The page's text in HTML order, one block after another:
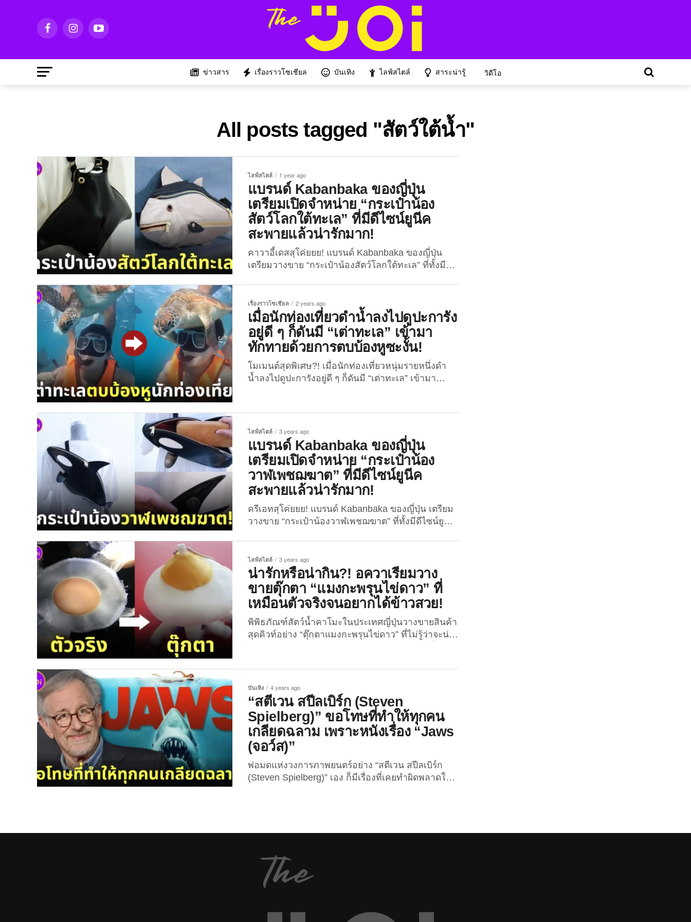
ข่าวสาร เรื่องราวโซเชียล บันเทิง ไลฟ์สไตล์ สาระน่ารู้ วิดีโอ
All posts tagged "สัตว์ใต้น้ำ"
ไลฟ์สไตล์ 1 year ago
แบรนด์ Kabanbaka ของญี่ปุ่น
เตรียมเปิดจำหน่าย “กระเป๋าน้อง
สัตว์โลกใต้ทะเล” ที่มีดีไซน์ยูนีค
สะพายแล้วน่ารักมาก!
คาวาอี้เดสสุโค่ยยย! แบรนด์ Kabanbaka ของญี่ปุ่น
เตรียมวางขาย “กระเป๋าน้องสัตว์โลกใต้ทะเล” ที่ทั้งมี
เดียสร้างสรรค์สินค้าคิ้วท์ ๆ ออกมาให้ทุกคนได้จับจอง
กันอยู่เสมอ ไม่ว่าจะเป็นประเภทอาหารหรือของใช้
ก็ตาม และล่าสุดพวกเขาก็ได้แพลนวางขายไอเทมแสน
น่ารักอย่าง “กระเป๋าน้องสัตว์โลกใต้ทะเล” อีกครั้ง บอก
เลยว่าน้องเขามีดีไซน์ยูนีคถูกใจเหล่าวัยรุ่นรักท้องทะเล
จนทางแบรนด์ต้อง restock เลยล่ะ! สำหรับกระเป๋า
ดังกล่าวนั้นเป็นสินค้าของแบรนด์ Kabanbaka ที่มักจะ
ว่าหนึ่งในผลงานการออกแบบที่น่าสนใจก็ต้องยกให้กับ
กระเป๋ารุ่น...
เรื่องราวโซเชียล 2 years ago
เมื่อนักท่องเที่ยวดำน้ำลงไปดูปะการัง
อยู่ดี ๆ ก็ดันมี “เต่าทะเล” เข้ามา
ทักทายด้วยการตบบ้องหูซะงั้น!
โมเมนต์สุดพิเศษ?! เมื่อนักท่องเที่ยวหนุ่มรายหนึ่งดำ
น้ำลงไปดูปะการังอยู่ดี ๆ ก็ดันมี “เต่าทะเล” เข้ามา
วิดีโอ “เต่าทะเล” ที่แวะมาทักทายนักท่องเที่ยวที่ดำน้ำ
อยู่ใต้ทะเลด้วยการใช้ครีบคู่หน้าตะปบตบเข้าที่บ้องหู
แบบเน้น ๆ ซึ่งภาพที่ออกมาก็เรียกเสียงฮาได้ไม่น้อย
เมื่อไม่นานมานี้ ผู้ใช้งานแอคเคาท์ 小红书 : 环球钓
(แพลตฟอร์มของจีน) ได้โพสต์คลิปวิดีโอสั้น ๆ ที่เผยให้
เห็นนักท่องเที่ยวหนุ่มรายหนึ่งกำลังดำน้ำลงไปดู
ปะการัง หากแต่จู่...
ไลฟ์สไตล์ 3 years ago
แบรนด์ Kabanbaka ของญี่ปุ่น
เตรียมเปิดจำหน่าย “กระเป๋าน้อง
วาฬเพชฌฆาต” ที่มีดีไซน์ยูนีค
สะพายแล้วน่ารักมาก!
ครีเอทสุโค่ยยย! แบรนด์ Kabanbaka ของญี่ปุ่น เตรียม
วางขาย “กระเป๋าน้องวาฬเพชฌฆาต” ที่ทั้งมีดีไซน์ยูนีค
สร้างสรรค์สินค้าคิวท์ ๆ ออกมาให้ทุกคนได้จับจองกัน
อยู่เสมอ ไม่ว่าจะเป็นประเภทอาหารหรือของใช้ก็ตาม
และล่าสุดพวกเขาก็ได้แพลนวางขายไอเทมแสนน่ารัก
อย่าง “กระเป๋าน้องวาฬเพชฌฆาต” ที่มีดีไซน์สุดยูนีค
จนถูกใจเหล่าวัยรุ่นรักท้องทะเลไม่น้อย สำหรับ
กระเป๋าดังกล่าวนั้นเป็นสินค้าของแบรนด์ Kabanbaka
ที่มักจะนำไอเดียที่ได้จากสัตว์ใต้ท้องทะเลมาสร้างสรรค์
กระเป๋ารุ่น “วาฬเพชฌฆาต” ที่กำลังจะเปิดให้ทุกคน
ดีไซน์ที่ยูนีคแล้ว ดีเทลต่าง...
ไลฟ์สไตล์ 3 years ago
น่ารักหรือน่ากิน?! อควาเรียมวาง
ขายตุ๊กตา “แมงกะพรุนไข่ดาว” ที่
เหมือนตัวจริงจนอยากได้ข้าวสวย!
พิพิธภัณฑ์สัตว์น้ำคาโมะในประเทศญี่ปุ่นวางขายสินค้า
สุดคิวท์อย่าง “ตุ๊กตาแมงกะพรุนไข่ดาว” ที่ไม่รู้ว่าจะน่า
วางขายกันอย่างต่อเนื่อง โดยล่าสุด ทางพิพิธภัณฑ์สัตว์
น้ำคาโมะ (Kamo Aquarium) ซึ่งนับเป็นสถานที่จัด
แสดงแมงกะพรุนที่ใหญ่ที่สุดในโลกก็ได้ผลิต “ตุ๊กตา
แมงกะพรุนไข่ดาว” ที่ถอดแบบมาจาก “แมงกะพรุนไข่
ดาว” ตัวจริงออกมาจัดจำหน่ายให้ผู้คนที่หลงรักท้อง
ทะเลและสัตว์โลกใต้น้ำได้เก็บสะสมกัน ซึ่งนอกจาก
ความน่ารักแล้ว..ดูเหมือนว่าเจ้าแมงกะพรุนตัวนี้จะ
สร้างความอยากอาหารให้กับผู้พบเห็นอีกด้วยนะ
โดย “แมงกะพรุนไข่ดาว” หรือชื่อในทางวิทยาศาสตร์
คือ “Cotylorhiza Tuberculata” น้องเป็นแมงกะพรุน
บันเทิง 4 years ago
“สตีเวน สปีลเบิร์ก (Steven
Spielberg)” ขอโทษที่ทำให้ทุกคน
เกลียดฉลาม เพราะหนังเรื่อง “Jaws
(จอว์ส)”
พ่อมดแห่งวงการภาพยนตร์อย่าง “สตีเวน สปีลเบิร์ก
(Steven Spielberg)” เอง ก็มีเรื่องที่เคยทำผิดพลาดใน